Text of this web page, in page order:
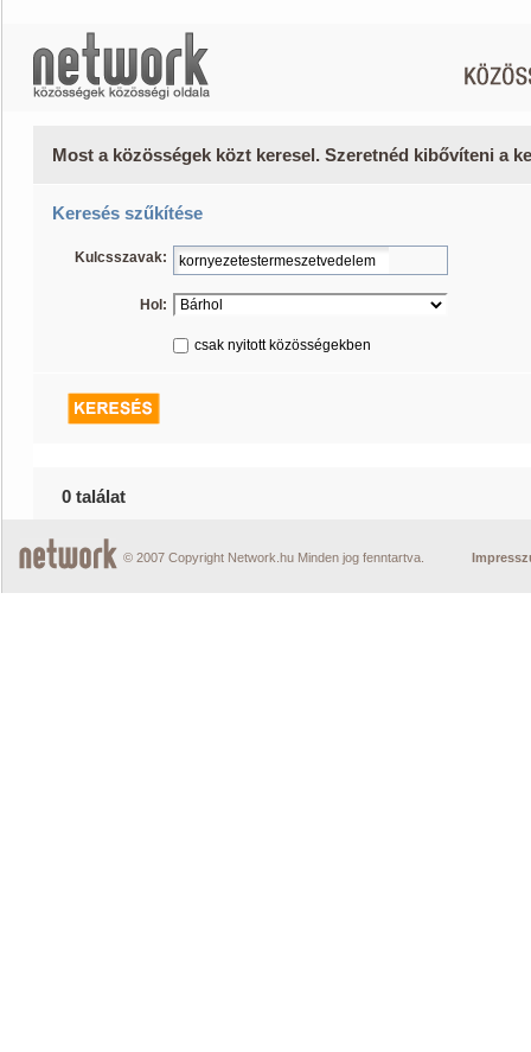
Most a közösségek közt keresel. Szeretnéd kibővíteni a
Keresés szűkítése
Kulcsszavak:
Hol:
csak nyitott közösségekben
0 találat
© 2007 Copyright Network.hu Minden jog fenntartva.